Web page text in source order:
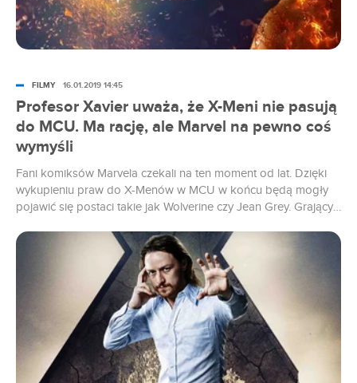
Profesor Xavier uważa, że X-Meni nie pasują
do MCU. Ma rację, ale Marvel na pewno coś
wymyśli
Fani komiksów Marvela czekali na ten moment od lat. Dzięki
wykupieniu praw do X-Menów w MCU w końcu będą mogły
pojawić się postaci takie jak Wolverine czy Jean Grey. Grający
nie pasują do uniwersum członków Avengers. I ma rację.
FILMY 16.01.2019 14:45